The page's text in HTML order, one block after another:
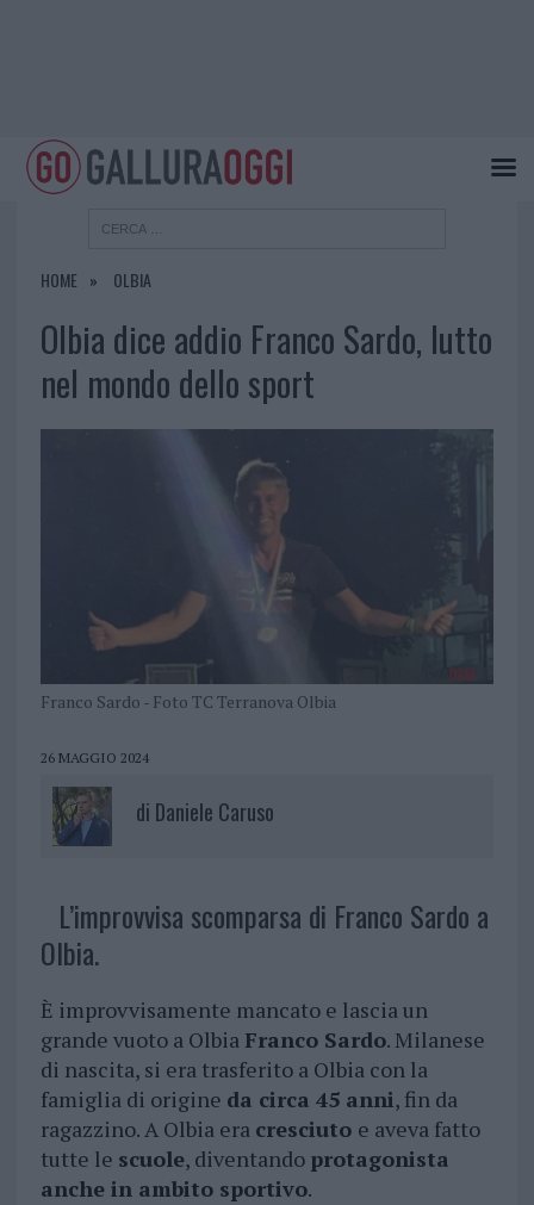
HOME OLBIA
Olbia dice addio Franco Sardo, lutto
nel mondo dello sport
Franco Sardo - Foto TC Terranova Olbia
26 MAGGIO 2024
di Daniele Caruso
L’improvvisa scomparsa di Franco Sardo a
Olbia.
È improvvisamente mancato e lascia un
grande vuoto a Olbia Franco Sardo. Milanese
di nascita, si era trasferito a Olbia con la
famiglia di origine da circa 45 anni, fin da
ragazzino. A Olbia era cresciuto e aveva fatto
tutte le scuole, diventando protagonista
anche in ambito sportivo.